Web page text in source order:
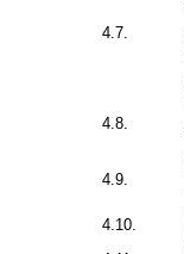
4.7.
4.8.
4.9.
4.10.